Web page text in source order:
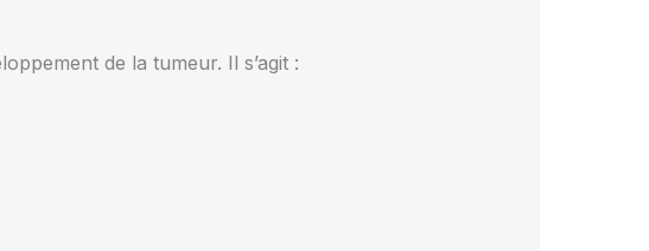
de la tumeur. Il s’agit :